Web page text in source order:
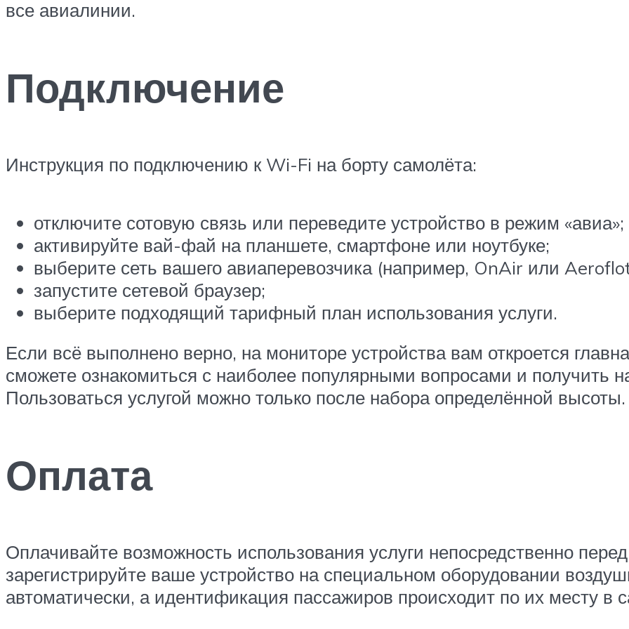
все авиалинии.
Подключение
Инструкция по подключению к Wi-Fi на борту самолёта:
отключите сотовую связь или переведите устройство в режим «авиа»;
активируйте вай-фай на планшете, смартфоне или ноутбуке;
выберите сеть вашего авиаперевозчика (например, OnAir или
запустите сетевой браузер;
выберите подходящий тарифный план использования услуги.
Если всё выполнено верно, на мониторе устройства вам откроется
сможете ознакомиться с наиболее популярными вопросами и получить
Пользоваться услугой можно только после набора определённой высоты.
Оплата
Оплачивайте возможность использования услуги непосредственно
зарегистрируйте ваше устройство на специальном оборудовании
автоматически, а идентификация пассажиров происходит по их месту в